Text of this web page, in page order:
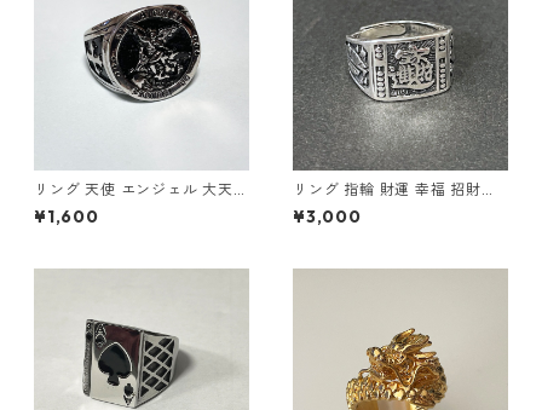
リング 天使 エンジェル 大天使
ミカエル 十字架 クロス 指輪
ステンレス メンズアクセサリ
¥1,600
リング 指輪 財運 幸福 招財進
寶 (しょうざいしんぽう) 宝船
縁起物
¥3,000